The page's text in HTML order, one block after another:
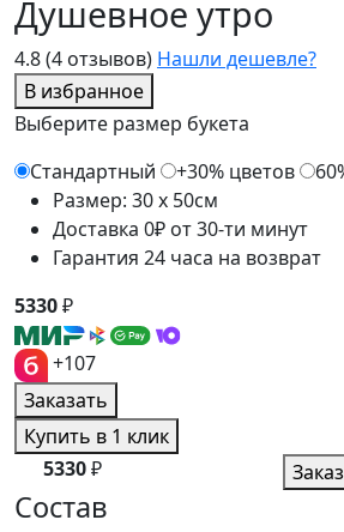
4.8(4 отзывов) Нашли дешевле?
В избранное
Душевное утро
Выберите размер букета
Стандартный
+30% цветов
Размер: 30 x 50см
Доставка 0₽ от 30-ти минут
Гарантия 24 часа на возврат
5330₽
+107
Заказать
Купить в 1 клик
5330₽
Состав